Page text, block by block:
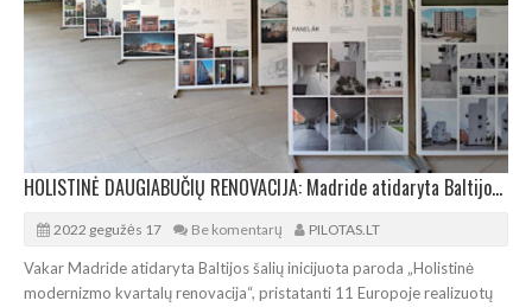
HOLISTINĖ DAUGIABUČIŲ RENOVACIJA: Madride atidaryta Baltijos šalių inicijuota paroda
2022 gegužės 17 Be komentarų PILOTAS.LT
Vakar Madride atidaryta Baltijos šalių inicijuota paroda „Holistinė
modernizmo kvartalų renovacija“, pristatanti 11 Europoje realizuotų